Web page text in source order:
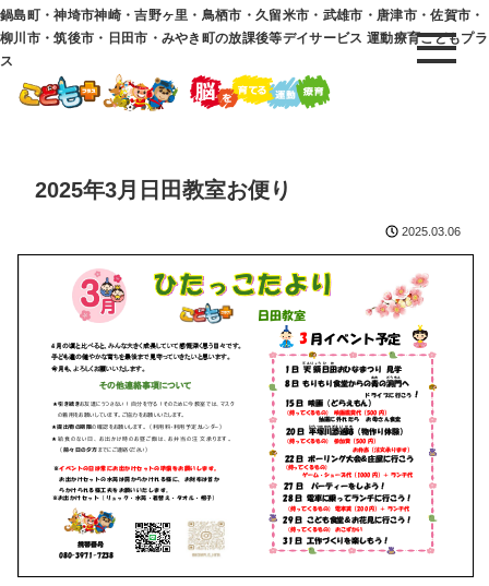
鍋島町・神埼市神崎・吉野ヶ里・鳥栖市・久留米市・武雄市・唐津市・佐賀市・
柳川市・筑後市・日田市・みやき町の放課後等デイサービス 運動療育こどもプラ
ス
2025年3月日田教室お便り
2025.03.06